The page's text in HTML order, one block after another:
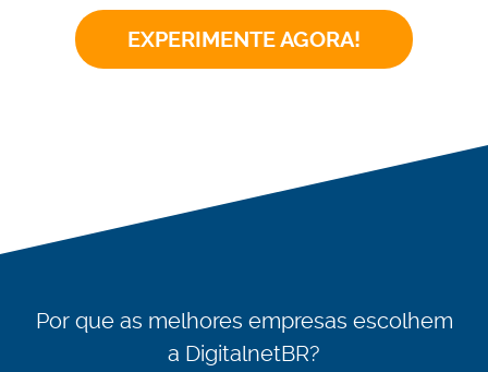
EXPERIMENTE AGORA!
Por que as melhores empresas escolhem
a DigitalnetBR?